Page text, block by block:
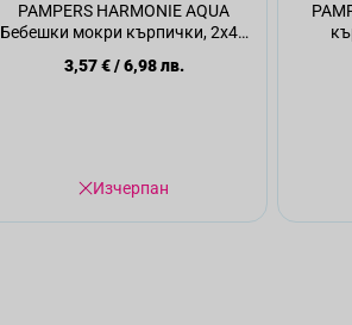
PAMPERS HARMONIE AQUA
Бебешки мокри кърпички, 2x48
3,57 €/6,98 лв.
Изчерпан